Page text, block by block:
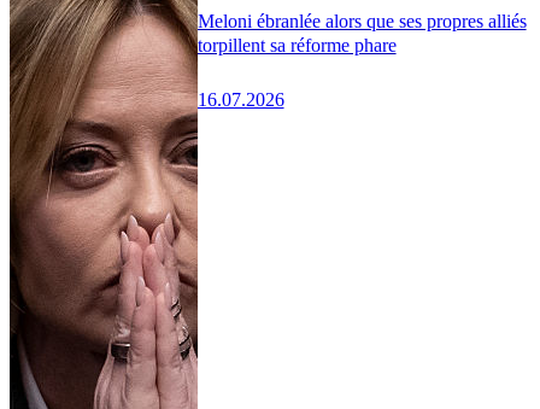
Meloni ébranlée alors que ses propres alliés
torpillent sa réforme phare
16.07.2026